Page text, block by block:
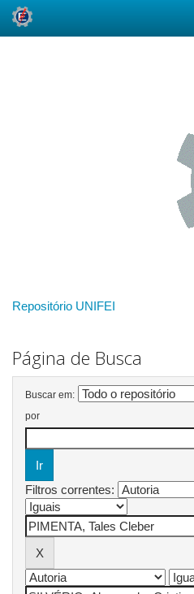
Repositório UNIFEI
Página de Busca
Buscar em:
por
Filtros correntes: